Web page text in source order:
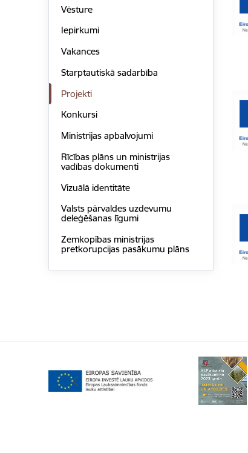
Vēsture
Iepirkumi
Vakances
Starptautiskā sadarbība
Projekti
Konkursi
Ministrijas apbalvojumi
Rīcības plāns un ministrijas
vadības dokumenti
Vizuālā identitāte
Valsts pārvaldes uzdevumu
deleģēšanas līgumi
Zemkopības ministrijas
pretkorupcijas pasākumu plāns